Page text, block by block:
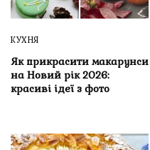
КУХНЯ
Як прикрасити макарунси
на Новий рік 2026:
красиві ідеї з фото